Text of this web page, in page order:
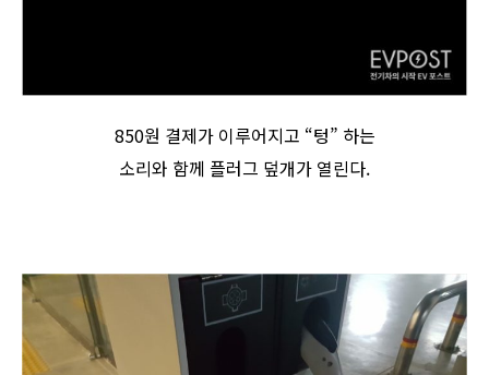
850원 결제가 이루어지고 “텅” 하는
소리와 함께 플러그 덮개가 열린다.